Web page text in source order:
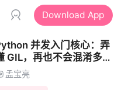
Download App
并发入门核心：弄
GIL，再也不会混淆多线
、多进程用法
孟宝亮